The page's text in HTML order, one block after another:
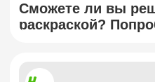
Сможете ли вы
раскраской?